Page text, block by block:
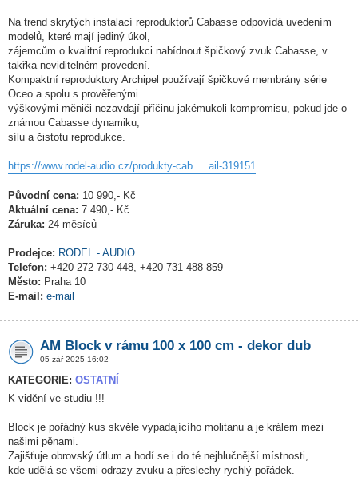
Na trend skrytých instalací reproduktorů Cabasse odpovídá uvedením
modelů, které mají jediný úkol,
zájemcům o kvalitní reprodukci nabídnout špičkový zvuk Cabasse, v
takřka neviditelném provedení.
Kompaktní reproduktory Archipel používají špičkové membrány série
Oceo a spolu s prověřenými
výškovými měniči nezavdají příčinu jakémukoli kompromisu, pokud jde o
známou Cabasse dynamiku,
sílu a čistotu reprodukce.
https://www.rodel-audio.cz/produkty-cab ... ail-319151
Původní cena: 10 990,- Kč
Aktuální cena: 7 490,- Kč
Záruka: 24 měsíců
Prodejce: RODEL - AUDIO
Telefon: +420 272 730 448, +420 731 488 859
Město: Praha 10
E-mail: e-mail
AM Block v rámu 100 x 100 cm - dekor dub
05 zář 2025 16:02
KATEGORIE: OSTATNÍ
K vidění ve studiu !!!
Block je pořádný kus skvěle vypadajícího molitanu a je králem mezi
našimi pěnami.
Zajišťuje obrovský útlum a hodí se i do té nejhlučnější místnosti,
kde udělá se všemi odrazy zvuku a přeslechy rychlý pořádek.